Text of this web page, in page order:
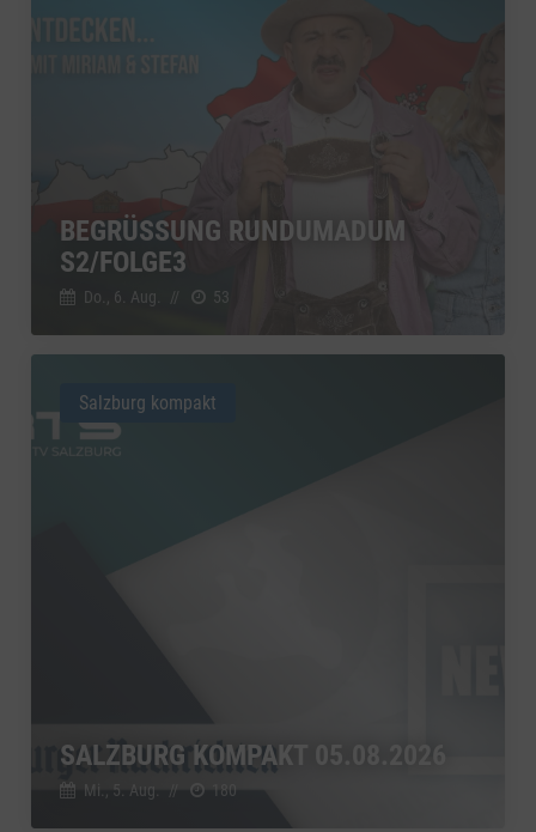
BEGRÜSSUNG RUNDUMADUM S
2/FOLGE3
Do., 6. Aug. // 53
SALZBURG KOMPAKT 05.08.2026
Mi., 5. Aug. // 180
Salzburg kompakt